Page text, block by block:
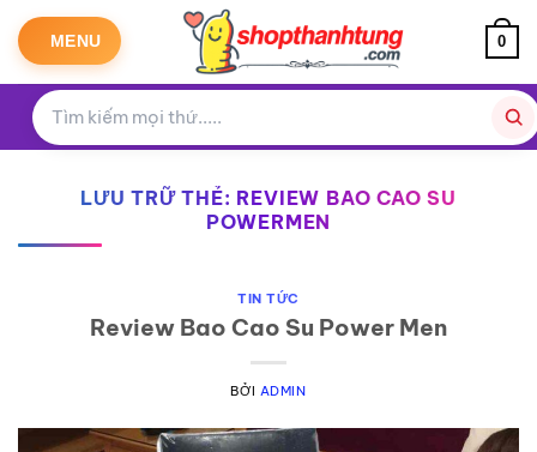
qua
dung
MENU 0
LƯU TRỮ THẺ: REVIEW BAO CAO SU
POWERMEN
TIN TỨC
Review Bao Cao Su Power Men
BỞI ADMIN